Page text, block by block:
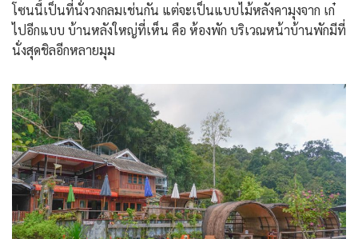
โซนนี้เป็นที่นั่งวงกลมเช่นกัน แต่จะเป็นแบบไม้หลังคามุงจาก เก๋
ไปอีกแบบ บ้านหลังใหญ่ที่เห็น คือ ห้องพัก บริเวณหน้าบ้านพักมีที่
นั่งสุดชิลอีกหลายมุม